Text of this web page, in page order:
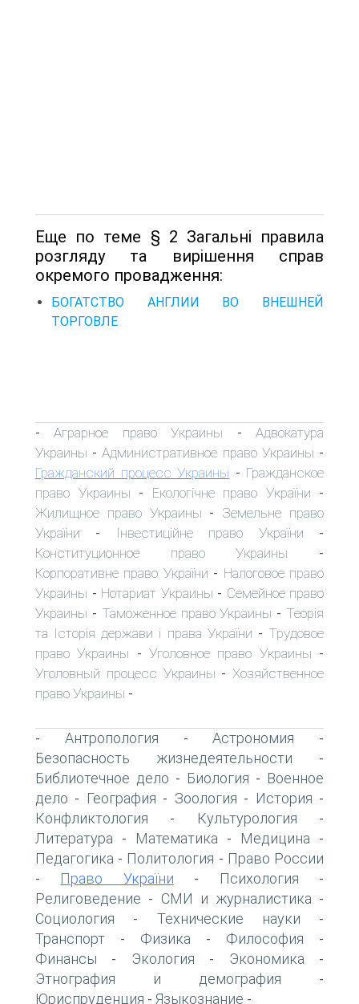
Еще по теме § 2 Загальні правила
розгляду та вирішення справ
окремого провадження:
БОГАТСТВО АНГЛИИ ВО ВНЕШНЕЙ
ТОРГОВЛЕ
-Аграрное право Украины -Адвокатура
Украины -Административное право Украины -
Гражданский процесс Украины - Гражданское
право Украины - Екологічне право України -
Жилищное право Украины - Земельне право
України - Інвестиційне право України -
Конституционное право Украины -
Корпоративне право України - Налоговое право
Украины - Нотариат Украины - Семейное право
Украины - Таможенное право Украины - Теорія
та Історія держави і права України - Трудовое
право Украины -Уголовное право Украины -
Уголовный процесс Украины - Хозяйственное
право Украины -
- Антропология -Астрономия -
Безопасность жизнедеятельности -
Библиотечное дело - Биология - Военное
дело - География - Зоология - История -
Конфликтология - Культурология -
Литература - Математика - Медицина -
Педагогика - Политология - Право России
- Право України - Психология -
Религоведение - СМИ и журналистика -
Социология - Технические науки -
Транспорт - Физика - Философия -
Финансы - Экология - Экономика -
Этнография и демография -
Юриспруденция - Языкознание -